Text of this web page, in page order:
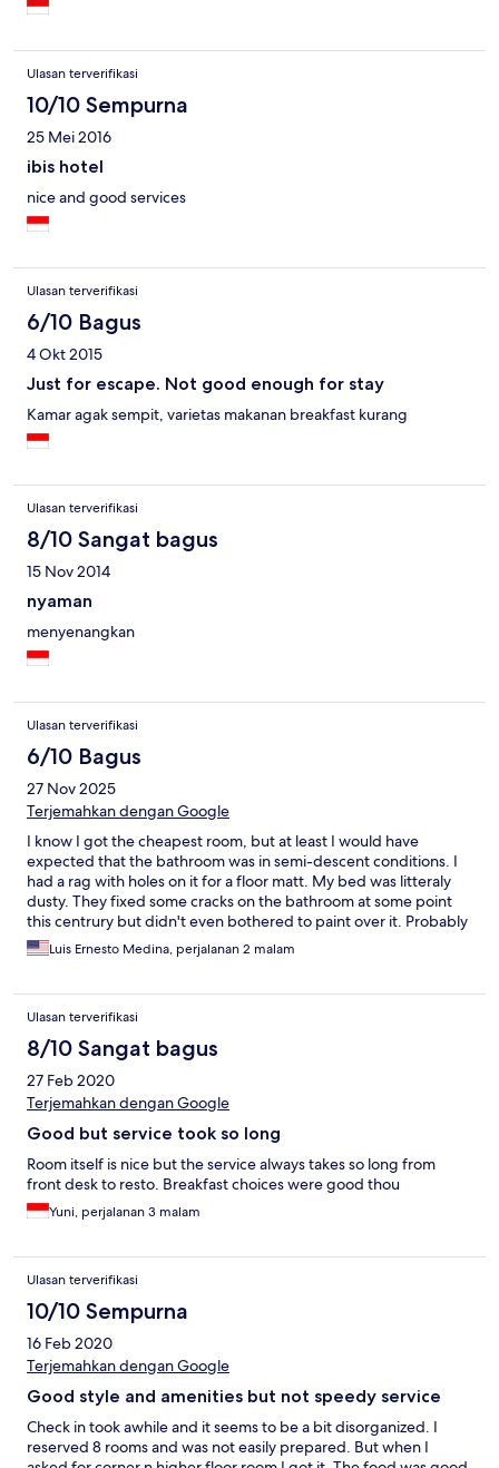
Ulasan terverifikasi
10/10 Sempurna
25 Mei 2016
ibis hotel
nice and good services
Ulasan terverifikasi
6/10 Bagus
4 Okt 2015
Just for escape. Not good enough for stay
Kamar agak sempit, varietas makanan breakfast kurang
Ulasan terverifikasi
8/10 Sangat bagus
15 Nov 2014
nyaman
menyenangkan
Ulasan terverifikasi
6/10 Bagus
27 Nov 2025
Terjemahkan dengan Google
I know I got the cheapest room, but at least I would have
expected that the bathroom was in semi-descent conditions. I
had a rag with holes on it for a floor matt. My bed was litteraly
dusty. They fixed some cracks on the bathroom at some point
this centrury but didn't even bothered to paint over it. Probably
will never stay here again, for the price, there are better hotels.
Luis Ernesto Medina, perjalanan 2 malam
Ulasan terverifikasi
8/10 Sangat bagus
27 Feb 2020
Terjemahkan dengan Google
Good but service took so long
Room itself is nice but the service always takes so long from
front desk to resto. Breakfast choices were good thou
Yuni, perjalanan 3 malam
Ulasan terverifikasi
10/10 Sempurna
16 Feb 2020
Terjemahkan dengan Google
Good style and amenities but not speedy service
Check in took awhile and it seems to be a bit disorganized. I
reserved 8 rooms and was not easily prepared. But when I